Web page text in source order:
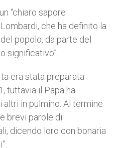
“chiaro sapore
che ha definito la
popolo, da parte del
significativo”.
era stata preparata
tuttavia il Papa ha
in pulmino. Al termine
brevi parole di
dicendo loro con bonaria